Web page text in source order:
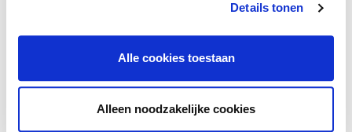
Details tonen
Alle cookies toestaan
Alleen noodzakelijke cookies
- Huisdieren zijn niet toegestaan
- ROZ huurcontract (www.roz.nl)
- Er mag niet gerookt worden en er mogen geen